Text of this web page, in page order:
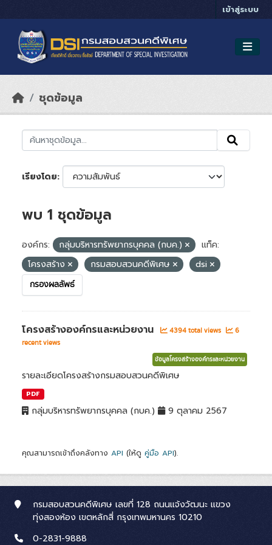
เข้าสู่ระบบ
ชุดข้อมูล
เรียงโดย
พบ 1 ชุดข้อมูล
องค์กร: กลุ่มบริหารทรัพยากรบุคคล (กบค.)
แท็ค:
โครงสร้าง
กรมสอบสวนคดีพิเศษ dsi
กรองผลลัพธ์
โครงสร้างองค์กรและหน่วยงาน 4394 total views
6
recent views
ข้อมูลโครงสร้างองค์กรและหน่วยงาน
รายละเอียดโครงสร้างกรมสอบสวนคดีพิเศษ
PDF
กลุ่มบริหารทรัพยากรบุคคล (กบค.) 9 ตุลาคม 2567
คุณสามารถเข้าถึงคลังทาง API (ให้ดู คู่มือ API).
กรมสอบสวนคดีพิเศษ เลขที่ 128 ถนนแจ้งวัฒนะ แขวง
ทุ่งสองห้อง เขตหลักสี่ กรุงเทพมหานคร 10210
0-2831-9888